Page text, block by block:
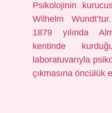
Psikolojinin
Wilhelm
1879 yılında
kentinde
laboratuvarıyla
çıkmasına öncülük